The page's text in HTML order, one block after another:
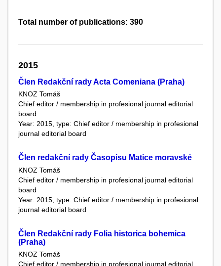
Total number of publications: 390
2015
Člen Redakční rady Acta Comeniana (Praha)
KNOZ Tomáš
Chief editor / membership in profesional journal editorial
board
Year: 2015, type: Chief editor / membership in profesional
journal editorial board
Člen redakční rady Časopisu Matice moravské
KNOZ Tomáš
Chief editor / membership in profesional journal editorial
board
Year: 2015, type: Chief editor / membership in profesional
journal editorial board
Člen Redakční rady Folia historica bohemica
(Praha)
KNOZ Tomáš
Chief editor / membership in profesional journal editorial